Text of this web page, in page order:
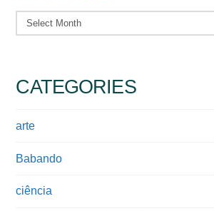
Archives
CATEGORIES
arte
Babando
ciência